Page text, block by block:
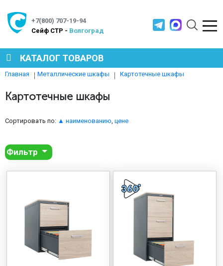
+7(800) 707-19-94
Cейф СТР - Волгоград
КАТАЛОГ ТОВАРОВ
МЕТАЛЛИЧЕСКАЯ МЕБЕЛЬ
МЕТАЛЛИЧЕСКИЕ СТЕЛЛАЖИ
ПРОИЗВОДСТВЕННАЯ МЕБЕЛЬ
МЕДИЦИНСКАЯ МЕБЕЛЬ
СИСТЕМЫ ХРАНЕНИЯ
Главная Металлические шкафы Картотечные шкафы
Картотечные шкафы
Сортировать по: ▲ наименованию цене
Фильтр